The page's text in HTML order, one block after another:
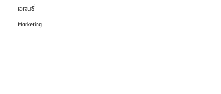
เอเจนซี่
Marketing